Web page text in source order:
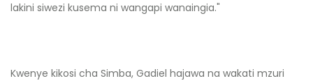
lakini siwezi kusema ni wangapi wanaingia."
Kwenye kikosi cha Simba, Gadiel hajawa na wakati mzuri